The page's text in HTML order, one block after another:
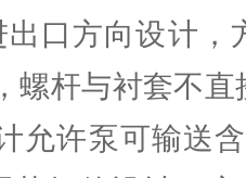
口方向设计，
螺杆与衬套不
允许泵可输送